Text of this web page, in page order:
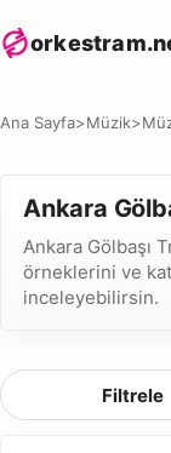
Ana Sayfa>Müzik>
Ankara
Ankara Gölbaşı
örneklerini ve
inceleyebilirsin.
Filtrele